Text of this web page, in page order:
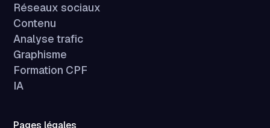
Réseaux sociaux
Contenu
Analyse trafic
Graphisme
Formation CPF
IA
Pages légales